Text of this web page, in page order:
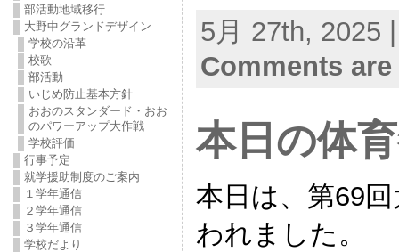
部活動地域移行
大野中グランドデザイン
学校の沿革
校歌
部活動
いじめ防止基本方針
おおのスタンダード・おお
のパワーアップ大作戦
学校評価
行事予定
就学援助制度のご案内
１学年通信
２学年通信
３学年通信
学校だより
5月 27th, 2025
Comments
本日の体
本日は、第69
われました。